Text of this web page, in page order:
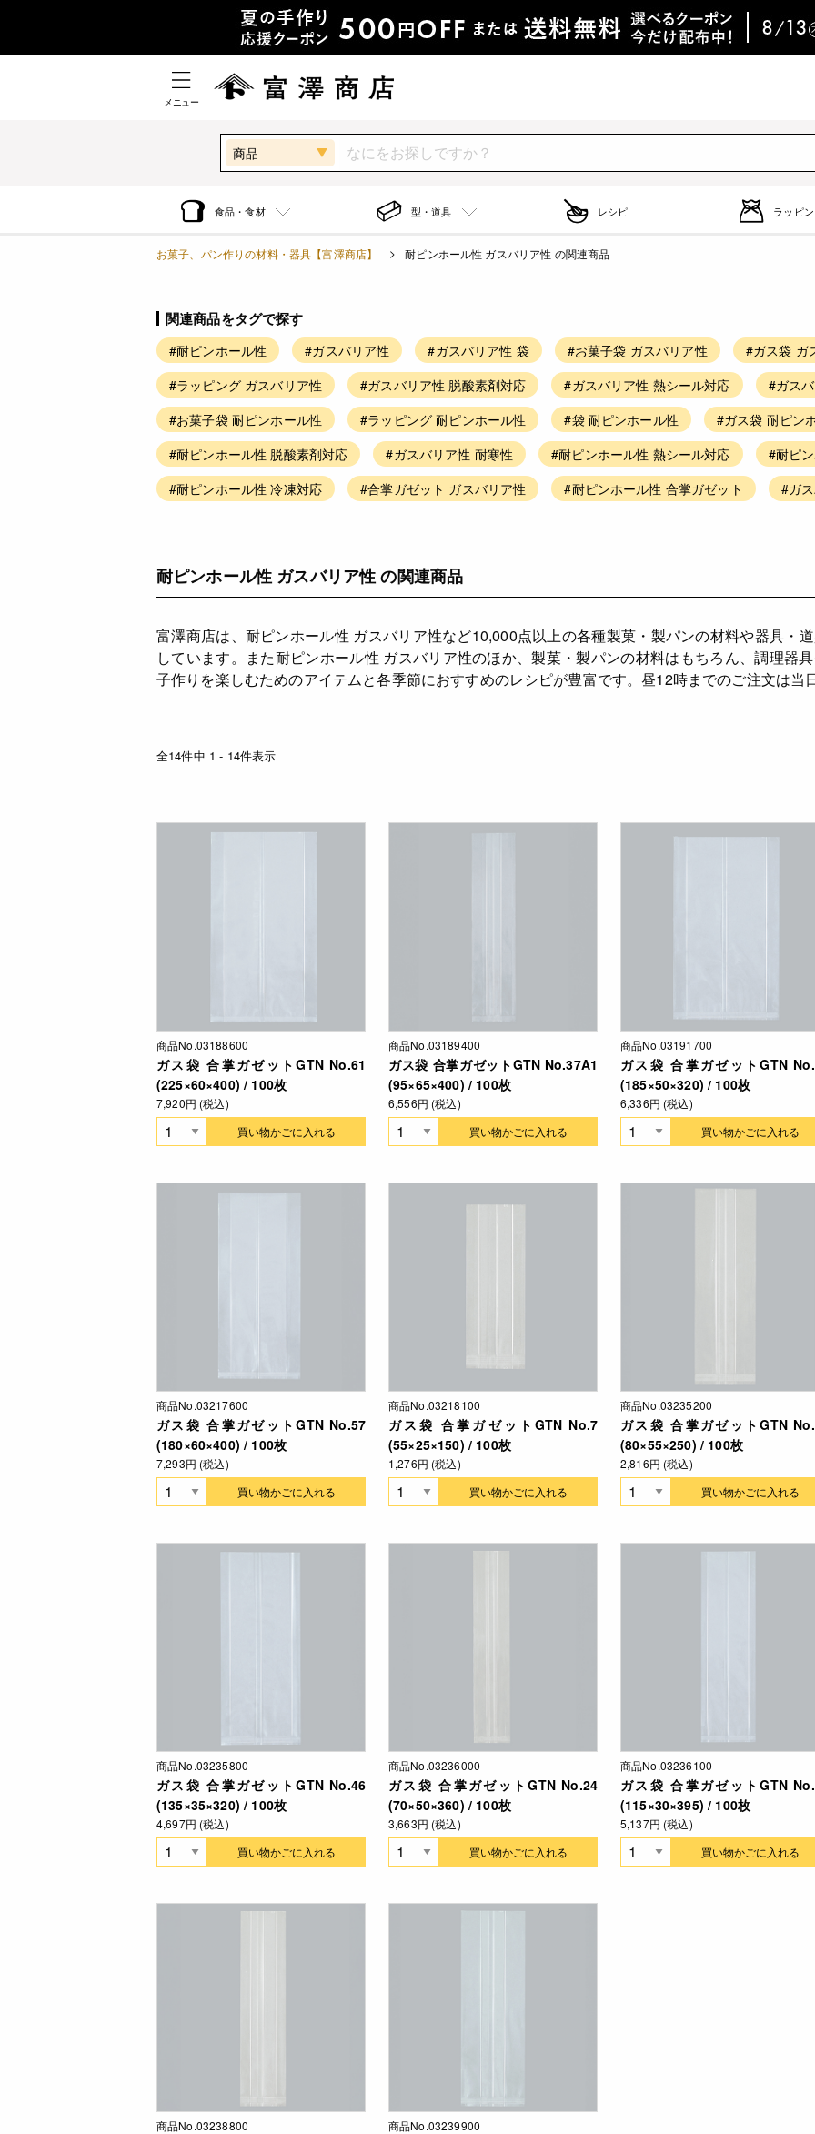
メニュー
商品
食品・食材 型・道具 レシピ ラッピ
お菓子、パン作りの材料・器具【富澤商店】 耐ピンホール性 ガスバリア性 の関連商品
関連商品をタグで探す
#耐ピンホール性 #ガスバリア性 #ガスバリア性 袋 #お菓子袋 ガスバリア性
#ガス袋 ガ
#ラッピング ガスバリア性
#ガスバリア性 脱酸素剤対応 #ガスバリア性 熱シール対応
#ガス
#お菓子袋 耐ピンホール性
#ラッピング 耐ピンホール性 #袋 耐ピンホール性
#ガス袋 耐ピン
#耐ピンホール性 脱酸素剤対応
#ガスバリア性 耐寒性 #耐ピンホール性 熱シール対応
#耐ピ
#耐ピンホール性 冷凍対応
#合掌ガゼット ガスバリア性 #耐ピンホール性 合掌ガゼット #ガ
耐ピンホール性 ガスバリア性 の関連商品
富澤商店は、耐ピンホール性 ガスバリア性など10,000点以上の各種製菓・製パンの材料や器具・
しています。また耐ピンホール性 ガスバリア性のほか、製菓・製パンの材料はもちろん、調理器
子作りを楽しむためのアイテムと各季節におすすめのレシピが豊富です。昼12時までのご注文は当
全14件中 1 - 14件表示
商品No.03188600
ガス袋 合掌ガゼットGTN No.61
(225×60×400) / 100枚
7,920円 (税込)
買い物かごに入れる
商品No.03189400
ガス袋 合掌ガゼットGTN No.37A1
(95×65×400) / 100枚
6,556円 (税込)
買い物かごに入れる
商品No.03191700
ガス袋 合掌ガゼットGTN
(185×50×320) / 100枚
6,336円 (税込)
買い物かごに入れる
商品No.03217600
ガス袋 合掌ガゼットGTN No.57
(180×60×400) / 100枚
7,293円 (税込)
買い物かごに入れる
商品No.03218100
ガス袋 合掌ガゼットGTN No.7
(55×25×150) / 100枚
1,276円 (税込)
買い物かごに入れる
商品No.03235200
ガス袋 合掌ガゼットGTN
(80×55×250) / 100枚
2,816円 (税込)
買い物かごに入れる
商品No.03235800
ガス袋 合掌ガゼットGTN No.46
(135×35×320) / 100枚
4,697円 (税込)
買い物かごに入れる
商品No.03236000
ガス袋 合掌ガゼットGTN No.24
(70×50×360) / 100枚
3,663円 (税込)
買い物かごに入れる
商品No.03236100
ガス袋 合掌ガゼットGTN
(115×30×395) / 100枚
5,137円 (税込)
買い物かごに入れる
商品No.03238800 商品No.03239900